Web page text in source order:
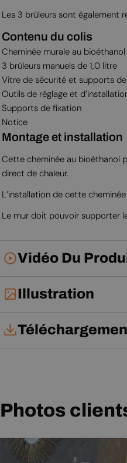
Les 3 brûleurs sont également
Contenu du colis
Cheminée murale au bioéthanol
3 brûleurs manuels de 1,0 litre
Vitre de sécurité et supports
Outils de réglage et
Supports de fixation
Notice
Montage et installation
Cette cheminée au bioéthanol
direct de chaleur.
L’installation de cette
Le mur doit pouvoir supporter
Vidéo Du
Illustration
Photos